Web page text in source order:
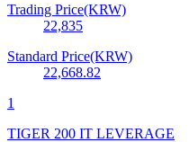
Trading Price(KRW)
22,835
Standard Price(KRW)
22,668.82
1
TIGER 200 IT LEVERAGE